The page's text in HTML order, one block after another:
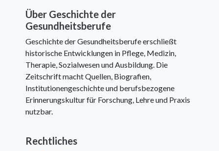
Über Geschichte der
Gesundheitsberufe
Geschichte der Gesundheitsberufe erschließt
historische Entwicklungen in Pflege, Medizin,
Therapie, Sozialwesen und Ausbildung. Die
Zeitschrift macht Quellen, Biografien,
Institutionengeschichte und berufsbezogene
Erinnerungskultur für Forschung, Lehre und Praxis
nutzbar.
Rechtliches